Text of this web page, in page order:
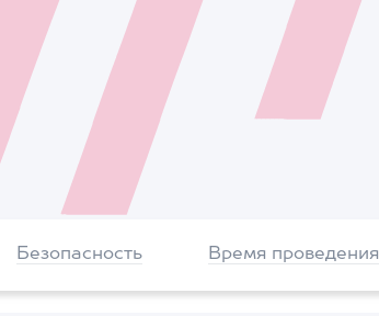
Безопасность Время проведения